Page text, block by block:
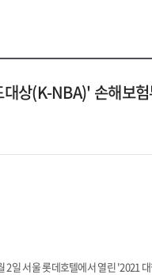
상(K-NBA)' 손해보
2일 서울 롯데호텔에서 열린